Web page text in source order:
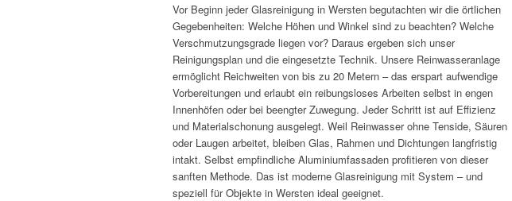
Vor Beginn jeder Glasreinigung in Wersten begutachten wir die örtlichen
Gegebenheiten: Welche Höhen und Winkel sind zu beachten? Welche
Verschmutzungsgrade liegen vor? Daraus ergeben sich unser
Reinigungsplan und die eingesetzte Technik. Unsere Reinwasseranlage
ermöglicht Reichweiten von bis zu 20 Metern – das erspart aufwendige
Vorbereitungen und erlaubt ein reibungsloses Arbeiten selbst in engen
Innenhöfen oder bei beengter Zuwegung. Jeder Schritt ist auf Effizienz
und Materialschonung ausgelegt. Weil Reinwasser ohne Tenside, Säuren
oder Laugen arbeitet, bleiben Glas, Rahmen und Dichtungen langfristig
intakt. Selbst empfindliche Aluminiumfassaden profitieren von dieser
sanften Methode. Das ist moderne Glasreinigung mit System – und
speziell für Objekte in Wersten ideal geeignet.